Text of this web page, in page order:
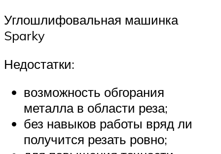
Углошлифовальная машинка
Sparky
Недостатки:
возможность обгорания
металла в области реза;
без навыков работы вряд ли
получится резать ровно;